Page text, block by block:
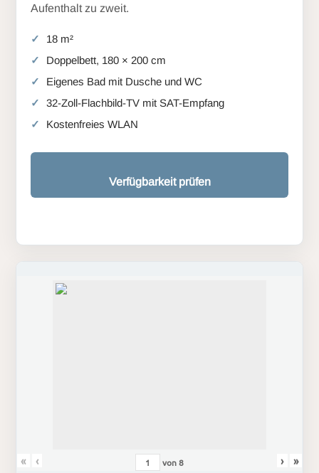
Aufenthalt zu zweit.
18 m²
Doppelbett, 180 × 200 cm
Eigenes Bad mit Dusche und WC
32-Zoll-Flachbild-TV mit SAT-Empfang
Kostenfreies WLAN
Verfügbarkeit prüfen
« ‹ von8 › »